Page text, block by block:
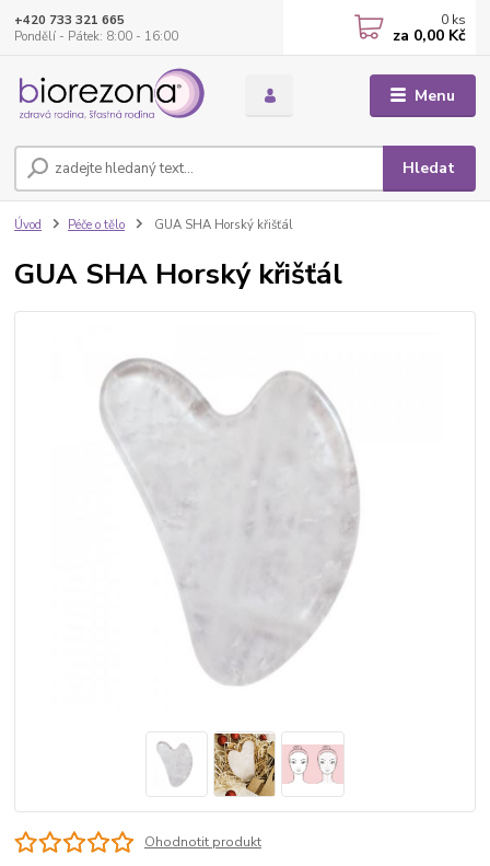
Menu
Hledat
+420 733 321 665
Pondělí - Pátek: 8:00 - 16:00
0 ks
za 0,00 Kč
Úvod Péče o tělo GUA SHA Horský křišťál
GUA SHA Horský křišťál
Ohodnotit produkt